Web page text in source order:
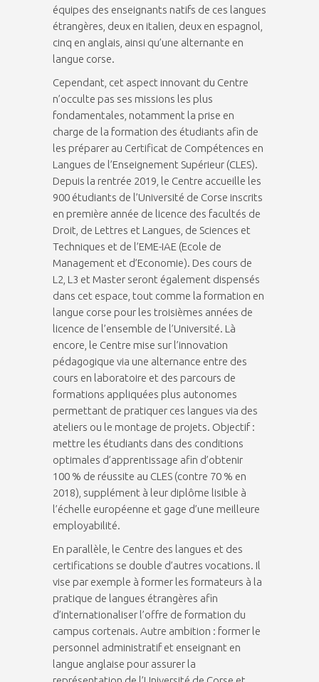
équipes des enseignants natifs de ces langues
étrangères, deux en italien, deux en espagnol,
cinq en anglais, ainsi qu’une alternante en
langue corse.
Cependant, cet aspect innovant du Centre
n’occulte pas ses missions les plus
fondamentales, notamment la prise en
charge de la formation des étudiants afin de
les préparer au Certificat de Compétences en
Langues de l’Enseignement Supérieur (CLES).
Depuis la rentrée 2019, le Centre accueille les
900 étudiants de l’Université de Corse inscrits
en première année de licence des facultés de
Droit, de Lettres et Langues, de Sciences et
Techniques et de l’EME-IAE (Ecole de
Management et d’Economie). Des cours de
L2, L3 et Master seront également dispensés
dans cet espace, tout comme la formation en
langue corse pour les troisièmes années de
licence de l’ensemble de l’Université. Là
encore, le Centre mise sur l’innovation
pédagogique via une alternance entre des
cours en laboratoire et des parcours de
formations appliquées plus autonomes
permettant de pratiquer ces langues via des
ateliers ou le montage de projets. Objectif :
mettre les étudiants dans des conditions
optimales d’apprentissage afin d’obtenir
100 % de réussite au CLES (contre 70 % en
2018), supplément à leur diplôme lisible à
l’échelle européenne et gage d’une meilleure
employabilité.
En parallèle, le Centre des langues et des
certifications se double d’autres vocations. Il
vise par exemple à former les formateurs à la
pratique de langues étrangères afin
d’internationaliser l’offre de formation du
campus cortenais. Autre ambition : former le
personnel administratif et enseignant en
langue anglaise pour assurer la